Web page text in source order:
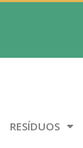
RESÍDUOS